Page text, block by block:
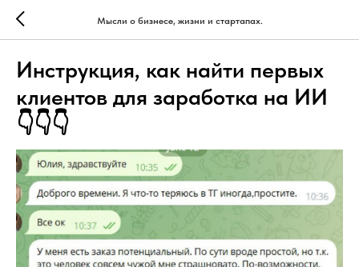
Мысли о бизнесе, жизни и стартапах.
Инструкция, как найти первых
клиентов для заработка на ИИ
👇👇👇